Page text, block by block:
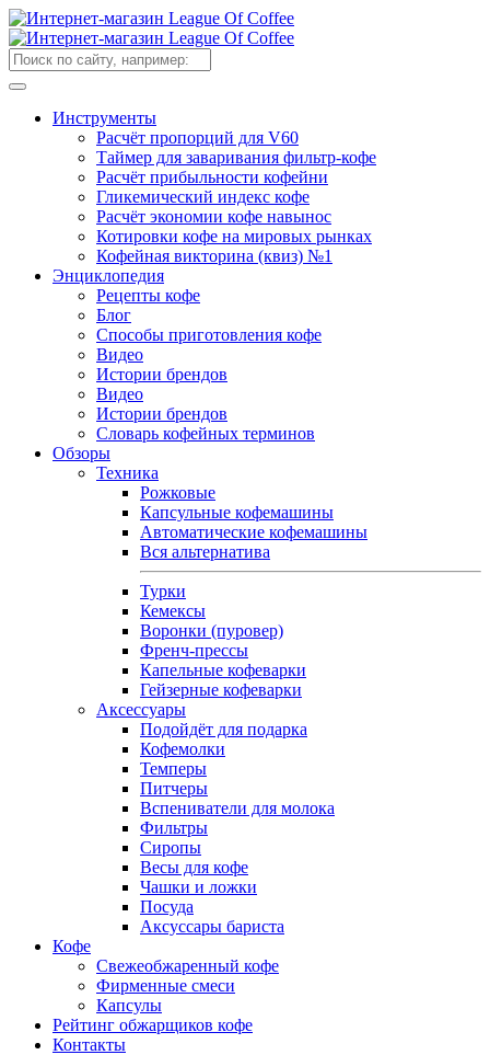
Инструменты
Расчёт пропорций для V60
Таймер для заваривания фильтр-кофе
Расчёт прибыльности кофейни
Гликемический индекс кофе
Расчёт экономии кофе навынос
Котировки кофе на мировых рынках
Кофейная викторина (квиз) №1
Энциклопедия
Рецепты кофе
Блог
Способы приготовления кофе
Видео
Истории брендов
Видео
Истории брендов
Словарь кофейных терминов
Обзоры
Техника
Рожковые
Капсульные кофемашины
Автоматические кофемашины
Вся альтернатива
Турки
Кемексы
Воронки (пуровер)
Френч-прессы
Капельные кофеварки
Гейзерные кофеварки
Аксессуары
Подойдёт для подарка
Кофемолки
Темперы
Питчеры
Вспениватели для молока
Фильтры
Сиропы
Весы для кофе
Чашки и ложки
Посуда
Аксуссары бариста
Кофе
Свежеобжаренный кофе
Фирменные смеси
Капсулы
Рейтинг обжарщиков кофе
Контакты